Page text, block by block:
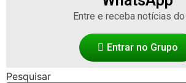
Entre e receba notícias do
Entrar no Grupo
Pesquisar